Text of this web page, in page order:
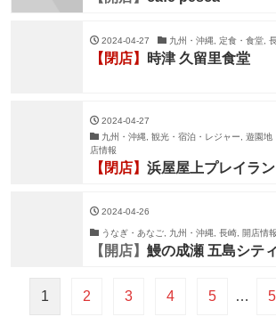
2024-04-27 九州・沖縄, 定食・食堂,
【閉店】 時津 久留里食堂
2024-04-27
九州・沖縄, 観光・宿泊・レジャー, 遊園地
店情報
【閉店】 浜屋屋上プレイラ
2024-04-26
うなぎ・あなご, 九州・沖縄, 長崎, 開店情
【開店】 鰻の成瀬 五島シテ
1 2 3 4 5 …